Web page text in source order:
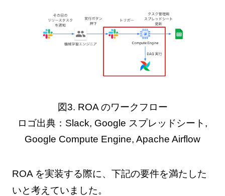
図3. ROA のワークフロー
ロゴ出典：Slack, Google スプレッドシート,
Google Compute Engine, Apache Airflow
ROA を実装する際に、下記の要件を満たした
いと考えていました。